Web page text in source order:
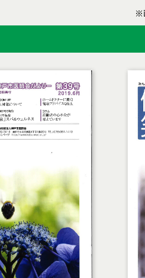
神戸市医師会医療センター診
神戸市医師会看護専門学校
医療介護サポートセンター
日本医師会youtube
※